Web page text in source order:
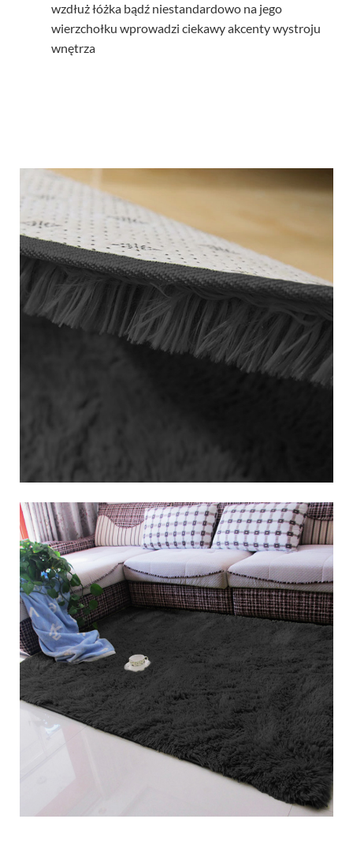
wzdłuż łóżka bądź niestandardowo na jego
wierzchołku wprowadzi ciekawy akcenty wystroju
wnętrza